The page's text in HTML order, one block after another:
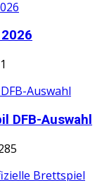
DFB-Auswahl